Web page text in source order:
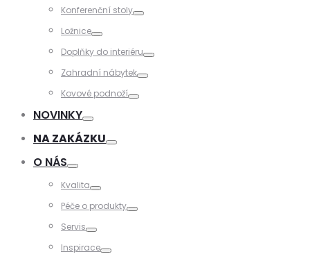
Konferenční stoly
Ložnice
Doplňky do interiéru
Zahradní nábytek
Kovové podnoží
NOVINKY
NA ZAKÁZKU
O NÁS
Kvalita
Péče o produkty
Servis
Inspirace